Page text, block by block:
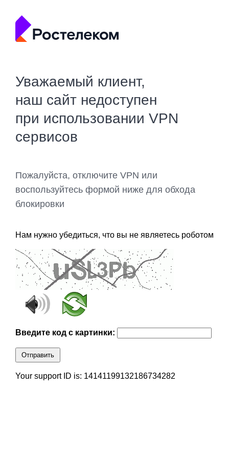
Уважаемый клиент,
наш сайт недоступен
при использовании VPN
сервисов
Пожалуйста, отключите VPN или
воспользуйтесь формой ниже для обхода
блокировки
Нам нужно убедиться, что вы не являетесь роботом
Введите код с картинки:
Отправить
Your support ID is: 14141199132186734282